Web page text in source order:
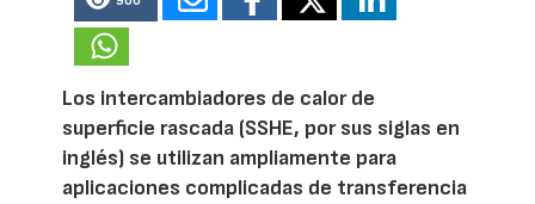
Los intercambiadores de calor de
superficie rascada (SSHE, por sus siglas en
inglés) se utilizan ampliamente para
aplicaciones complicadas de transferencia